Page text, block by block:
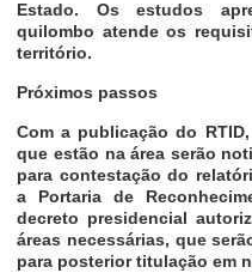
Estado. Os estudos
quilombo atende os
território.
Próximos passos
Com a publicação do
que estão na área serão
para contestação do
a Portaria de
decreto presidencial
áreas necessárias, que
para posterior titulação em